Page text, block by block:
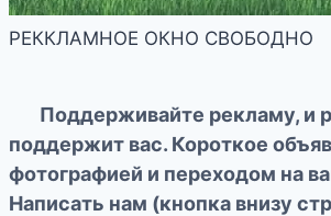
РЕККЛАМНОЕ ОКНО СВОБОДНО
Поддерживайте рекламу, и
поддержит вас. Короткое
фотографией и переходом на
Написать нам (кнопка внизу